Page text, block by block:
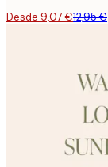
Desde 9,07 €12,95 €